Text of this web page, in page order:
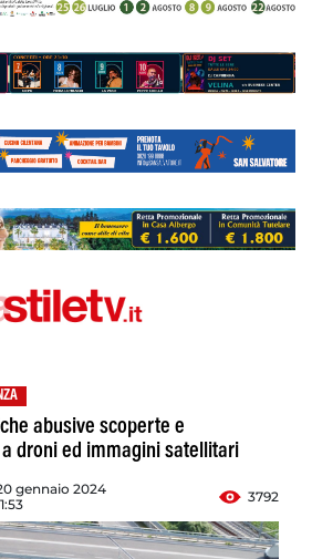
abusive scoperte e
droni ed immagini satellitari
gennaio 2024
3792